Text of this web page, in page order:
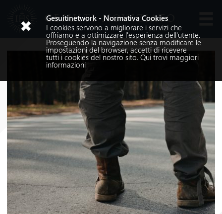
GESUITI NOVIZIATO
Lingue
Cerca nel sito
Cerca
Gesuitinetwork - Normativa Cookies
I cookies servono a migliorare i servizi che
offriamo e a ottimizzare l'esperienza dell'utente.
Proseguendo la navigazione senza modificare le
impostazioni del browser, accetti di ricevere
tutti i cookies del nostro sito. Quitrovi maggiori
informazioni